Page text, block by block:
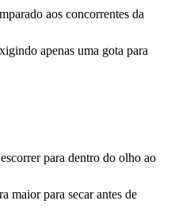
aos concorrentes da
apenas uma gota para
para dentro do olho ao
maior para secar antes de